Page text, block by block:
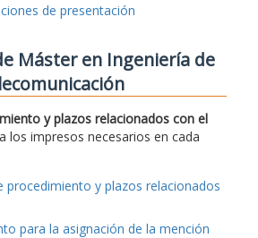
de presentación
Máster en Ingeniería de
y plazos relacionados con el
los impresos necesarios en cada
procedimiento y plazos relacionados
para la asignación de la mención